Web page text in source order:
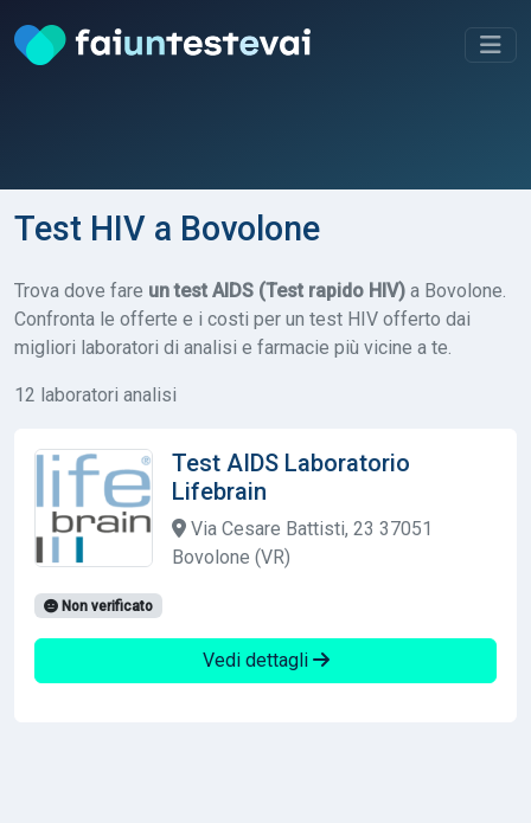
Test HIV a Bovolone
Trova dove fare un test AIDS (Test rapido HIV) a Bovolone.
Confronta le offerte e i costi per un test HIV offerto dai
migliori laboratori di analisi e farmacie più vicine a te.
12 laboratori analisi
Test AIDS Laboratorio
Lifebrain
Via Cesare Battisti, 23 37051
Bovolone (VR)
Non verificato
Vedi dettagli